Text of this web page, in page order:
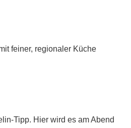
feiner, regionaler Küche
Tipp. Hier wird es am Abend